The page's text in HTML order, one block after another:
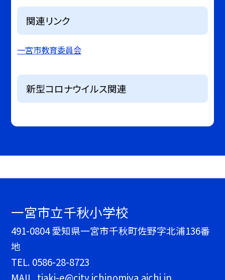
関連リンク
一宮市教育委員会
新型コロナウイルス関連
一宮市立千秋小学校
491-0804 愛知県一宮市千秋町佐野字北浦136番
地
TEL. 0586-28-8723